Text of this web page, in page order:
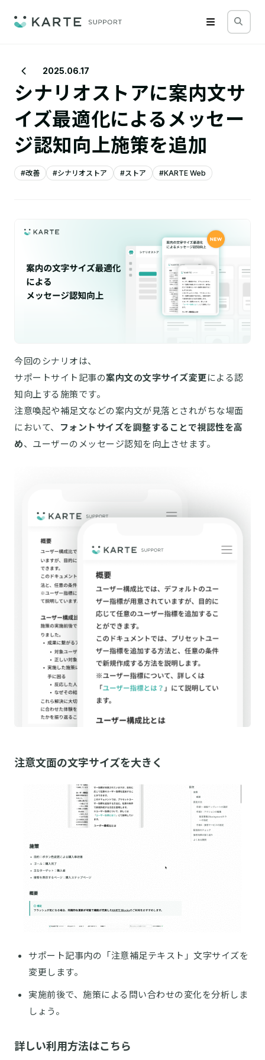
2025.06.17
シナリオストアに案内文サ
イズ最適化によるメッセー
ジ認知向上施策を追加
#改善 #シナリオストア #ストア #KARTE Web
今回のシナリオは、
サポートサイト記事の案内文の文字サイズ変更による認
知向上する施策です。
注意喚起や補足文などの案内文が見落とされがちな場面
において、
フォントサイズを調整することで視認性を高
め、ユーザーのメッセージ認知を向上させます。
注意文面の文字サイズを大きく
サポート記事内の「注意補足テキスト」文字サイズを
変更します。
実施前後で、施策による問い合わせの変化を分析しま
しょう。
詳しい利用方法はこちら